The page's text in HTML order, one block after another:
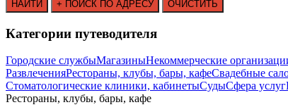
Категории путеводителя
Городские службыМагазиныНекоммерческие
РазвлеченияРестораны, клубы, бары, кафеСвадебные
Стоматологические клиники, кабинетыСудыСфера услуг
Рестораны, клубы, бары, кафе